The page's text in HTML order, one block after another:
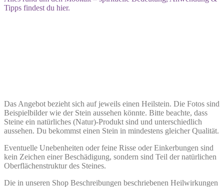
Tipps findest du hier.
Das Angebot bezieht sich auf jeweils einen Heilstein. Die Fotos sind
Beispielbilder wie der Stein aussehen könnte. Bitte beachte, dass
Steine ein natürliches (Natur)-Produkt sind und unterschiedlich
aussehen. Du bekommst einen Stein in mindestens gleicher Qualität.
Eventuelle Unebenheiten oder feine Risse oder Einkerbungen sind
kein Zeichen einer Beschädigung, sondern sind Teil der natürlichen
Oberflächenstruktur des Steines.
Die in unseren Shop Beschreibungen beschriebenen Heilwirkungen